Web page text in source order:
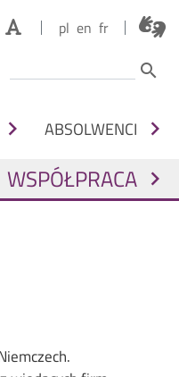
pl en fr
search
chevron_right ABSOLWENCI chevron_right
WSPÓŁPRACA chevron_right